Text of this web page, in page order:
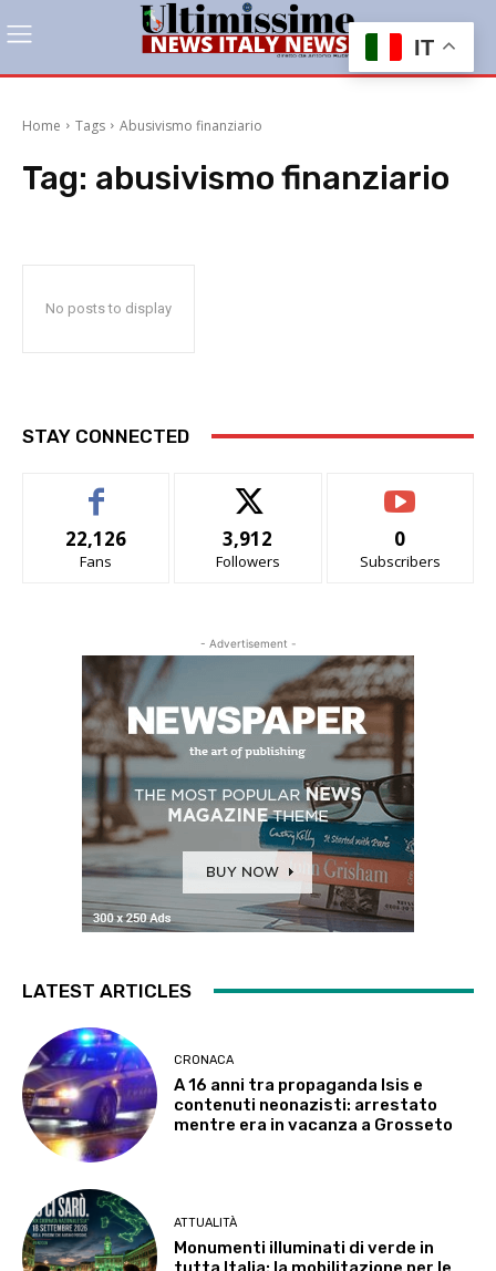
Home Tags Abusivismo finanziario
Tag: abusivismo finanziario
No posts to display
STAY CONNECTED
22,126
Fans
3,912
Followers
0
Subscribers
- Advertisement -
LATEST ARTICLES
CRONACA
A 16 anni tra propaganda Isis e
contenuti neonazisti: arrestato
mentre era in vacanza a Grosseto
ATTUALITÀ
Monumenti illuminati di verde in
IT